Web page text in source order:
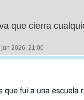
que cierra
2026, 21:00